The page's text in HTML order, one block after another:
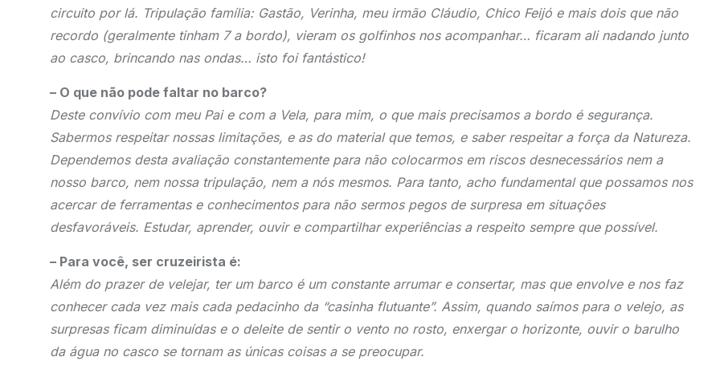
circuito por lá. Tripulação família: Gastão, Verinha, meu irmão Cláudio, Chico Feijó e mais dois que não
recordo (geralmente tinham 7 a bordo), vieram os golfinhos nos acompanhar… ficaram ali nadando junto
ao casco, brincando nas ondas… isto foi fantástico!
– O que não pode faltar no barco?
Deste convívio com meu Pai e com a Vela, para mim, o que mais precisamos a bordo é segurança.
Sabermos respeitar nossas limitações, e as do material que temos, e saber respeitar a força da Natureza.
Dependemos desta avaliação constantemente para não colocarmos em riscos desnecessários nem a
nosso barco, nem nossa tripulação, nem a nós mesmos. Para tanto, acho fundamental que possamos nos
acercar de ferramentas e conhecimentos para não sermos pegos de surpresa em situações
desfavoráveis. Estudar, aprender, ouvir e compartilhar experiências a respeito sempre que possível.
– Para você, ser cruzeirista é:
Além do prazer de velejar, ter um barco é um constante arrumar e consertar, mas que envolve e nos faz
conhecer cada vez mais cada pedacinho da “casinha flutuante”. Assim, quando saímos para o velejo, as
surpresas ficam diminuídas e o deleite de sentir o vento no rosto, enxergar o horizonte, ouvir o barulho
da água no casco se tornam as únicas coisas a se preocupar.